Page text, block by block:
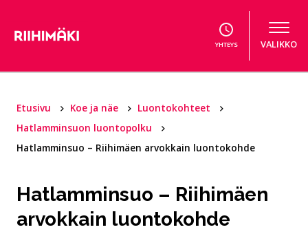
YHTEYS VALIKKO
Etusivu Koe ja näe
Luontokohteet
Hatlamminsuon luontopolku
Hatlamminsuo – Riihimäen arvokkain luontokohde
Hatlamminsuo – Riihimäen
arvokkain luontokohde